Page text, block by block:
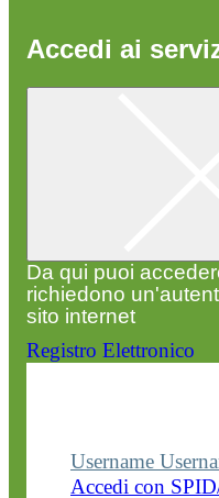
Accedi ai
Da qui puoi
richiedono
sito internet
Registro Elettronico
Username
Accedi con